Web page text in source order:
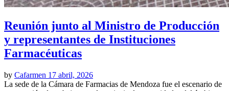
Reunión junto al Ministro de Producción
y representantes de Instituciones
Farmacéuticas
by Cafarmen 17 abril, 2026
La sede de la Cámara de Farmacias de Mendoza fue el escenario de